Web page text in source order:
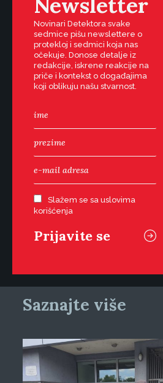
Novinari Detektora svake
sedmice pišu newslettere o
protekloj i sedmici koja nas
očekuje. Donose detalje iz
redakcije, iskrene reakcije na
priče i kontekst o događajima
koji oblikuju našu stvarnost.
Slažem se sa uslovima
korišćenja
Saznajte više